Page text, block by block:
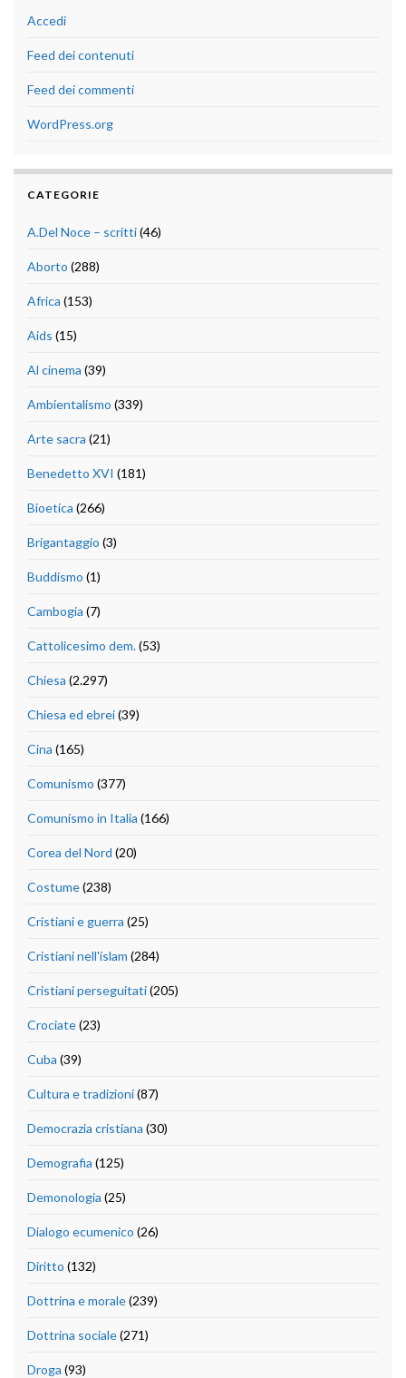
Accedi
Feed dei contenuti
Feed dei commenti
WordPress.org
CATEGORIE
A.Del Noce – scritti(46)
Aborto (288)
Africa (153)
Aids (15)
Al cinema (39)
Ambientalismo (339)
Arte sacra (21)
Benedetto XVI (181)
Bioetica (266)
Brigantaggio (3)
Buddismo (1)
Cambogia (7)
Cattolicesimo dem.(53)
Chiesa (2.297)
Chiesa ed ebrei(39)
Cina (165)
Comunismo (377)
Comunismo in Italia (166)
Corea del Nord (20)
Costume(238)
Cristiani e guerra (25)
Cristiani nell'islam (284)
Cristiani perseguitati(205)
Crociate(23)
Cuba (39)
Cultura e tradizioni(87)
Democrazia cristiana (30)
Demografia (125)
Demonologia (25)
Dialogo ecumenico (26)
Diritto (132)
Dottrina e morale(239)
Dottrina sociale(271)
Droga (93)